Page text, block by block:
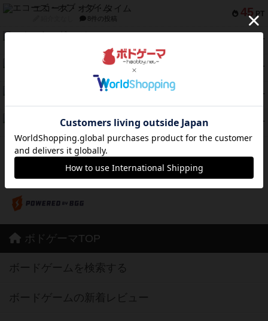
45 PT
エコーズ・オブ・タイム
8件の投稿
PT
PT
1件の投稿
PT
Bitter End ブタペスト救出作戦
PT
ドコジャン
紹介文あり 10件の投稿
※Apple、Apple のロゴ は、米国および他の国々で登録されたApple Inc.の商標です。
※App Store は、Apple Inc.のサービスマークです。
※Android は、グーグル インコーポレイテッドの商標または登録商標です。
ボドゲーマTOP
ボードゲームを検索する
ボードゲームの新着レビュー